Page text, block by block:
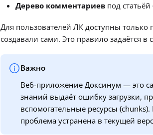
Дерево комментариев под
Для пользователей ЛК доступны
создавали сами. Это правило задаётся в
Важно
Веб-приложение Доксинум — это
знаний выдаёт ошибку загрузки,
вспомогательные ресурсы
проблема устранена в текущей